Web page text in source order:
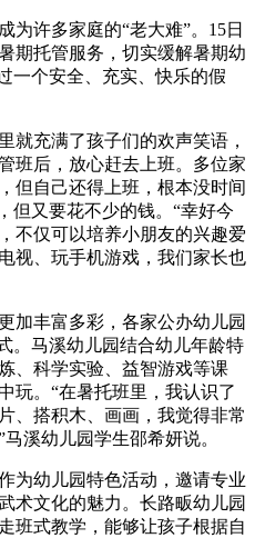
为许多家庭的“老大难”。15日
期托管服务，切实缓解暑期幼
一个安全、充实、快乐的假
就充满了孩子们的欢声笑语，
班后，放心赶去上班。多位家
但自己还得上班，根本没时间
但又要花不少的钱。“幸好今
不仅可以培养小朋友的兴趣爱
视、玩手机游戏，我们家长也
加丰富多彩，各家公办幼儿园
。马溪幼儿园结合幼儿年龄特
、科学实验、益智游戏等课
玩。“在暑托班里，我认识了
、搭积木、画画，我觉得非常
溪幼儿园学生邵希妍说。
为幼儿园特色活动，邀请专业
术文化的魅力。长路畈幼儿园
班式教学，能够让孩子根据自